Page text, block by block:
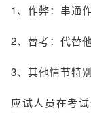
1、作弊： 串通
2、替考： 代替
3、其他情节特
应试人员在考